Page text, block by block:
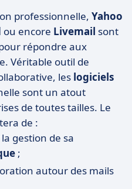
professionnelle, Yahoo
ou encore Livemail sont
répondre aux
Véritable outil de
les logiciels
sont un atout
de toutes tailles. Le
de :
gestion de sa
;
autour des mails